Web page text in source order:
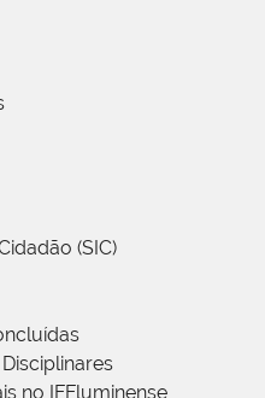
(SIC)
no IFFluminense